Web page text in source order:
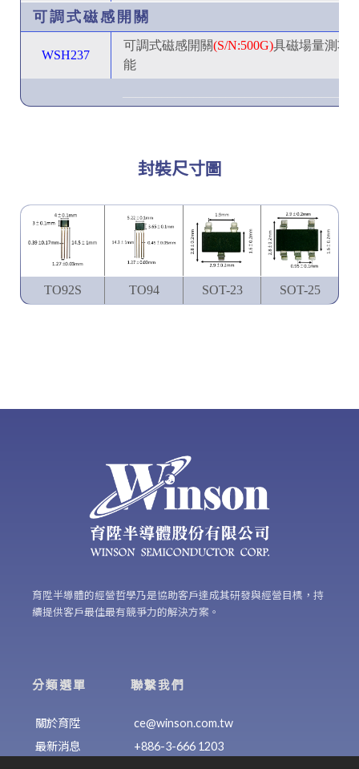
可調式磁感開關
WSH237
可調式磁感開關(S/N:500G)具磁場量測功
能
封裝尺寸圖
TO92S TO94 SOT-23 SOT-25
育陞半導體的經營哲學乃是協助客戶達成其研發與經營目標，持
續提供客戶最佳最有競爭力的解決方案。
分類選單
關於育陞
最新消息
聯繫我們
ce@winson.com.tw
+886-3-666 1203